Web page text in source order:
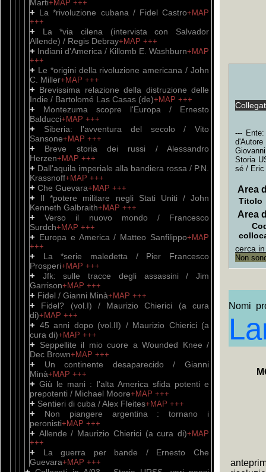
Marti+MAP +++
+ La *rivoluzione cubana / Fidel Castro+MAP
+++
+
La *via cilena (intervista con Salvador
Allende) / Regis Debray+MAP +++
+ Indiani d'America / Killomb E. Washburn+MAP
+++
+ Le *origini della rivoluzione americana / John
C. Miller+MAP +++
+ Brevissima relazione della distruzione delle
Indie / Bartolomé Las Casas (de)+MAP +++
+ Montezuma scopre l'Europa / Ernesto
Balducci+MAP +++
+
Siberia: l'avventura del secolo / Vito
Sansone+MAP +++
+ Breve storia dei russi / Alessandro
Herzen+MAP +++
+ Dall'aquila imperiale alla bandiera rossa / P.N.
Krassnoff+MAP +++
+ Che Guevara+MAP +++
+ Il *potere militare negli Stati Uniti / John
Kenneth Galbraith+MAP +++
+Verso il nuovo mondo / Francesco
Surdch+MAP +++
+ Europa e America / Matteo Sanfilippo+MAP
+++
+
La *serie maledetta / Pier Francesco
Prosperi+MAP +++
+ Jfk: sulle tracce degli assassini / Jim
Garrison+MAP +++
+ Fidel / Gianni Minà+MAP +++
+ Fidel? (vol.I) / Maurizio Chierici (a cura
di)+MAP +++
+ 45 anni dopo (vol.II) / Maurizio Chierici (a
cura di)+MAP +++
+ Seppellite il mio cuore a Wounded Knee /
Dec Brown+MAP +++
+
Un continente desaparecido / Gianni
Minà+MAP +++
+Giù le mani : l'alta America sfida potenti e
prepotenti / Michael Moore+MAP +++
+ Sentieri di cuba / Alex Fleites+MAP +++
+
Non piangere argentina : tornano i
peronisti+MAP +++
+ Allende / Maurizio Chierici (a cura di)+MAP
+++
+
La guerra per bande / Ernesto Che
Guevara+MAP +++
---
Storia
sé / Eric
Area
Titolo
Area
cerca
Non
Nomi